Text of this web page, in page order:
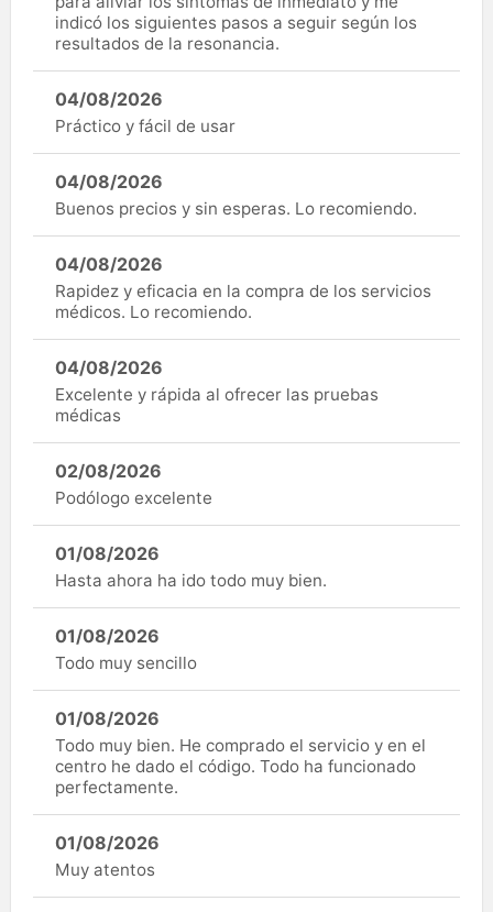
indicó los siguientes pasos a seguir según los
resultados de la resonancia.
04/08/2026
Práctico y fácil de usar
04/08/2026
Buenos precios y sin esperas. Lo recomiendo.
04/08/2026
Rapidez y eficacia en la compra de los servicios
médicos. Lo recomiendo.
04/08/2026
Excelente y rápida al ofrecer las pruebas
médicas
02/08/2026
Podólogo excelente
01/08/2026
Hasta ahora ha ido todo muy bien.
01/08/2026
Todo muy sencillo
01/08/2026
Todo muy bien. He comprado el servicio y en el
centro he dado el código. Todo ha funcionado
perfectamente.
01/08/2026
Muy atentos